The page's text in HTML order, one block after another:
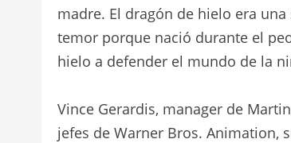
madre. El dragón de hielo era
temor porque nació durante el
hielo a defender el mundo de la
Vince Gerardis, manager de
jefes de Warner Bros. Animation,